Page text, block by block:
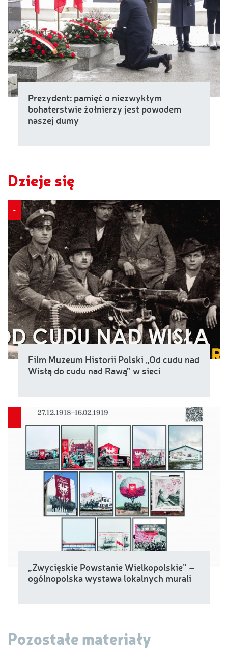
Prezydent: pamięć o niezwykłym
bohaterstwie żołnierzy jest powodem
naszej dumy
Dzieje się
-
Film Muzeum Historii Polski „Od cudu nad
Wisłą do cudu nad Rawą” w sieci
-
„Zwycięskie Powstanie Wielkopolskie” –
ogólnopolska wystawa lokalnych murali
Pozostałe materiały